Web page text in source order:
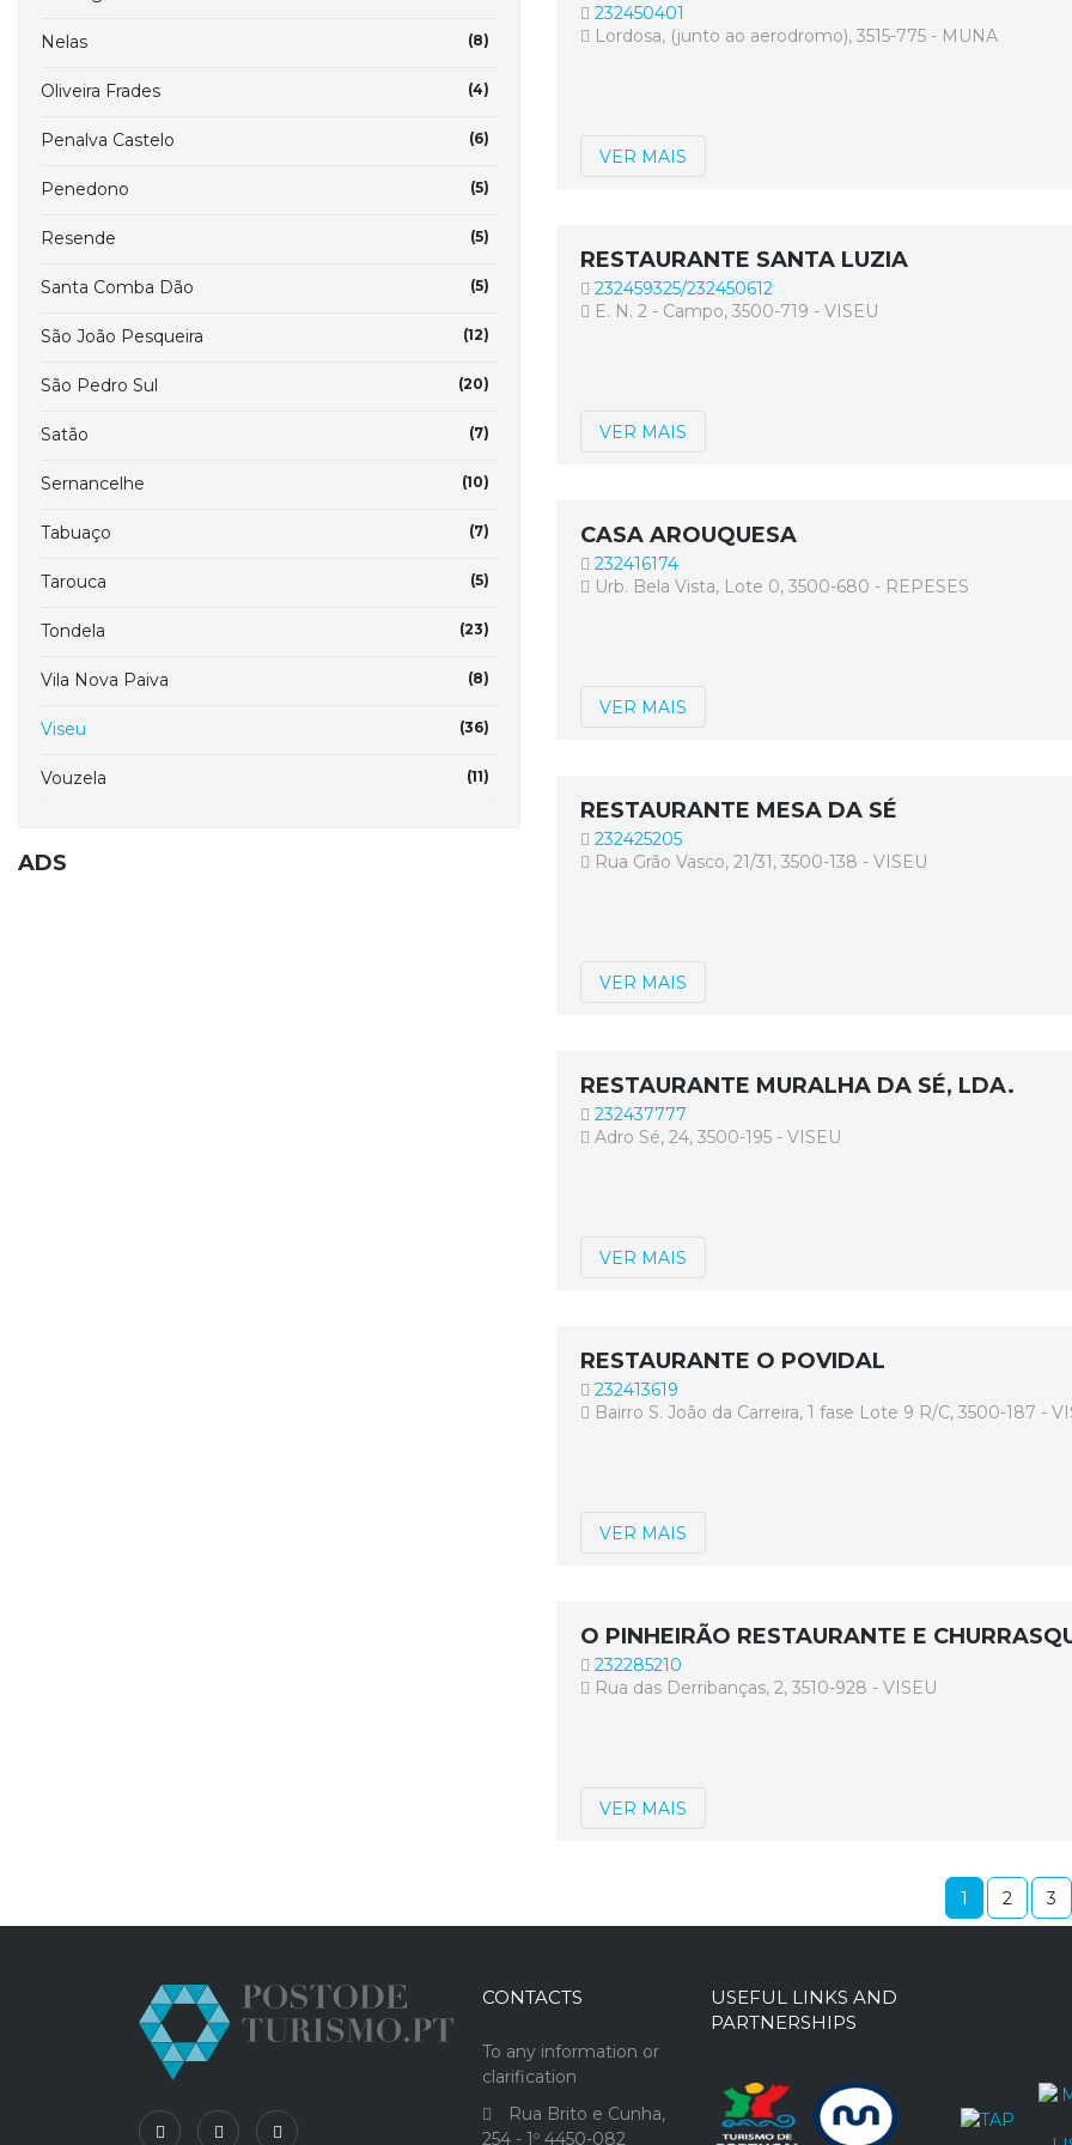
Nelas (8)
Oliveira Frades (4)
Penalva Castelo (6)
Penedono (5)
Resende (5)
Santa Comba Dão (5)
São João Pesqueira (12)
São Pedro Sul (20)
Satão (7)
Sernancelhe (10)
Tabuaço (7)
Tarouca (5)
Tondela (23)
Vila Nova Paiva (8)
Viseu (36)
Vouzela (11)
ADS
232450401
Lordosa, (junto ao aerodromo), 3515-775 - MUNA
VER MAIS
RESTAURANTE SANTA LUZIA
232459325/232450612
E. N. 2 - Campo, 3500-719 - VISEU
VER MAIS
CASA AROUQUESA
232416174
Urb. Bela Vista, Lote 0, 3500-680 - REPESES
VER MAIS
RESTAURANTE MESA DA SÉ
232425205
Rua Grão Vasco, 21/31, 3500-138 - VISEU
VER MAIS
RESTAURANTE MURALHA DA SÉ, LDA.
232437777
Adro Sé, 24, 3500-195 - VISEU
VER MAIS
RESTAURANTE O POVIDAL
232413619
Bairro S. João da Carreira, 1 fase Lote 9 R/C, 3500-187 -
VER MAIS
O PINHEIRÃO RESTAURANTE E
232285210
Rua das Derribanças, 2, 3510-928 - VISEU
VER MAIS
1 2 3
CONTACTS
To any information or
clarification
Rua Brito e Cunha,
254 - 1º 4450-082
USEFUL LINKS AND
PARTNERSHIPS